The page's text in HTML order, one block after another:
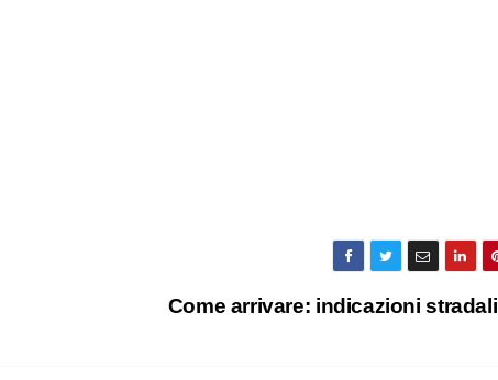
Come arrivare: indicazioni stradali